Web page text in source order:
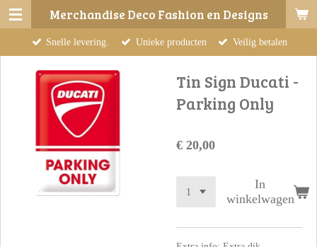
Ga
hoofdinhoud
Merchandise Deco Fashion en Designs
Snelle levering. Unieke producten Veilig betalen
Tin Sign Ducati -
Parking Only
€ 20,00
In
winkelwagen